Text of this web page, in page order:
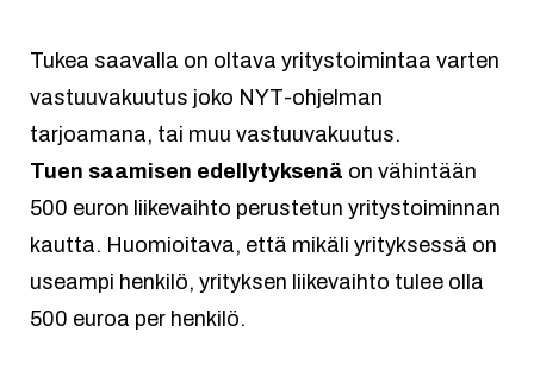
Tukea saavalla on oltava yritystoimintaa varten
vastuuvakuutus joko NYT-ohjelman
tarjoamana, tai muu vastuuvakuutus.
Tuen saamisen edellytyksenä on vähintään
500 euron liikevaihto perustetun yritystoiminnan
kautta. Huomioitava, että mikäli yrityksessä on
useampi henkilö, yrityksen liikevaihto tulee olla
500 euroa per henkilö.